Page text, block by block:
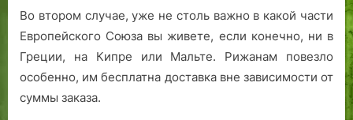
Во втором случае, уже не столь важно в какой части
Европейского Союза вы живете, если конечно, ни в
Греции, на Кипре или Мальте. Рижанам повезло
особенно, им бесплатна доставка вне зависимости от
суммы заказа.